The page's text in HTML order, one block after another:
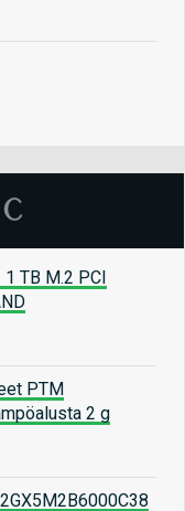
TB M.2 PCI
PTM
2 g